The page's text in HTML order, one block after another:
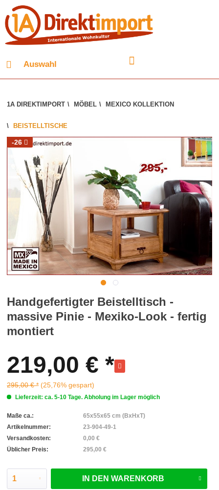
Auswahl
1A DIREKTIMPORT \ MÖBEL \ MEXICO KOLLEKTION
\ BEISTELLTISCHE
-26
Handgefertigter Beistelltisch -
massive Pinie - Mexiko-Look - fertig
montiert
219,00 € *
295,00 € * (25,76% gespart)
Lieferzeit: ca. 5-10 Tage. Abholung im Lager möglich
Maße ca.:
65x55x65 cm (BxHxT)
Artikelnummer:
23-904-49-1
Versandkosten:
0,00 €
Üblicher Preis:
295,00 €
IN DEN WARENKORB